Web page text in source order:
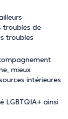
troubles de
troubles
mieux
intérieures
LGBTQIA+ ainsi